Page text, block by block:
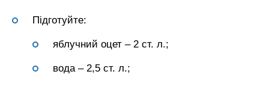
Підготуйте:
яблучний оцет – 2 ст. л.;
вода – 2,5 ст. л.;